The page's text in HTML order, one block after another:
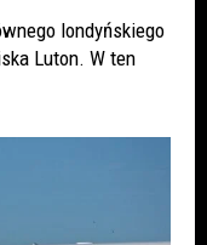
londyńskiego
Luton. W ten